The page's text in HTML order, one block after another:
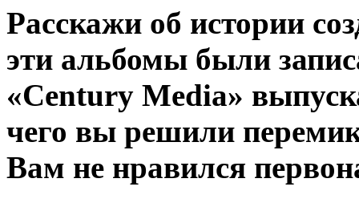
Расскажи об истории
эти альбомы были
«Century Media»
чего вы решили
Вам не нравился